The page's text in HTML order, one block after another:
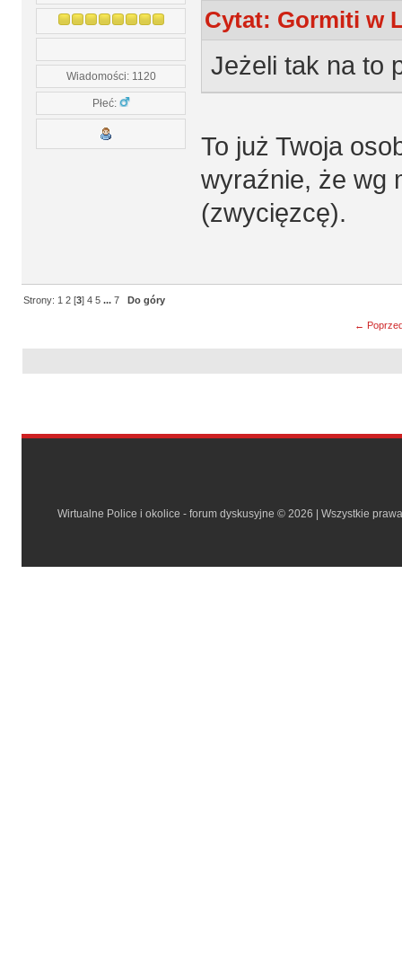
Wiadomości: 1120
Płeć:
Cytat: Gormiti w
Jeżeli tak na to
To już Twoja
wyraźnie, że wg
(zwycięzcę).
Strony: 1 2 [3]4 5 ...7 Do góry
←
Wirtualne Police i okolice - forum dyskusyjne © 2026 | Wszystkie